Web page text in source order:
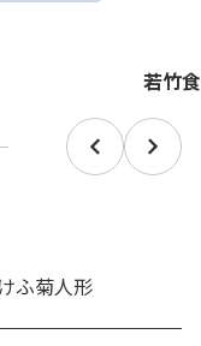
ふ菊人形
若竹